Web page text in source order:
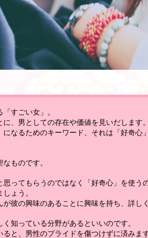
すごい女」。
、男としての存在や価値を見いだします。
になるためのキーワード、それは「好奇心
ものです。
思ってもらうのではなく「好奇心」を使う
しょう 。
彼の興味のあることに興味を持ち、詳し
知っている分野があるといいのです。
と、男性のプライドを傷つけずに済みます